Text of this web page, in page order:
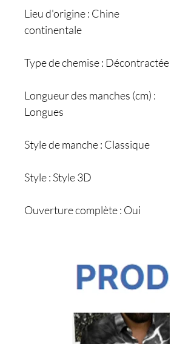
Lieu d'origine : Chine
continentale
Type de chemise : Décontractée
Longueur des manches (cm) :
Longues
Style de manche : Classique
Style : Style 3D
Ouverture complète : Oui